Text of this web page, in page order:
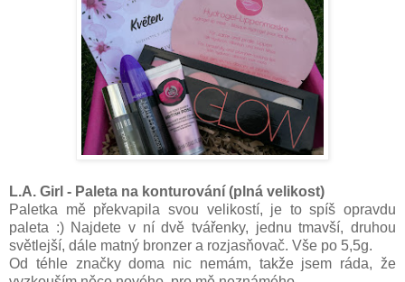
L.A. Girl - Paleta na konturování (plná velikost)
Paletka mě překvapila svou velikostí, je to spíš opravdu
paleta :) Najdete v ní dvě tvářenky, jednu tmavší, druhou
světlejší, dále matný bronzer a rozjasňovač. Vše po 5,5g.
Od téhle značky doma nic nemám, takže jsem ráda, že